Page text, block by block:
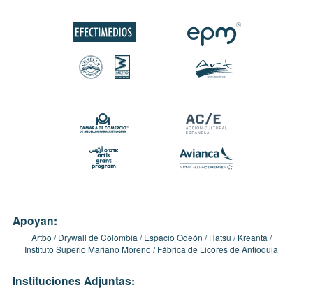
Apoyan:
Artbo Drywall de Colombia Espacio Odeón Hatsu
Kreanta
Instituto Superio Mariano Moreno
Fábrica de Licores de Antioquia
Instituciones Adjuntas: